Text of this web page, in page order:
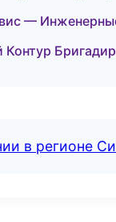
—
в регионе